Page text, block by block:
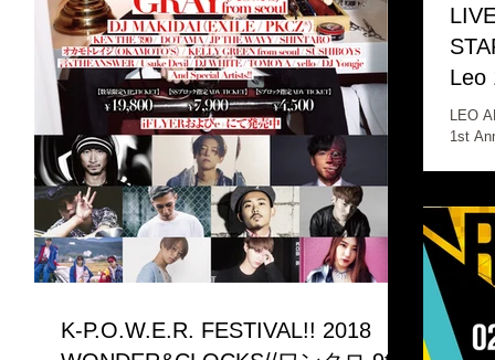
K-P.O.W.E.R. FESTIVAL!! 2018
Leo
LEO
1st